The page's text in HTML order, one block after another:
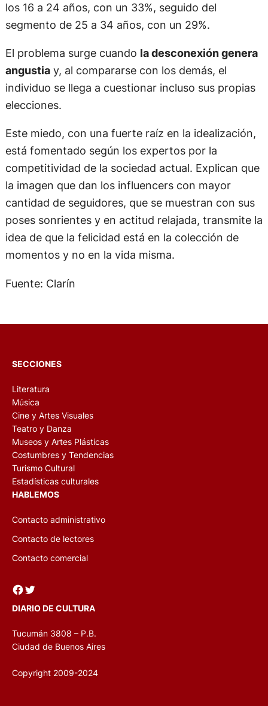
los 16 a 24 años, con un 33%, seguido del
segmento de 25 a 34 años, con un 29%.
El problema surge cuando la desconexión genera
angustiay, al compararse con los demás, el
individuo se llega a cuestionar incluso sus propias
elecciones.
Este miedo, con una fuerte raíz en la idealización,
está fomentado según los expertos por la
competitividad de la sociedad actual. Explican que
la imagen que dan los influencers con mayor
cantidad de seguidores, que se muestran con sus
poses sonrientes y en actitud relajada, transmite la
idea de que la felicidad está en la colección de
momentos y no en la vida misma.
Fuente: Clarín
SECCIONES
Literatura
Música
Cine y Artes Visuales
Teatro y Danza
Museos y Artes Plásticas
Costumbres y Tendencias
Turismo Cultural
Estadísticas culturales
HABLEMOS
Contacto administrativo
Contacto de lectores
Contacto comercial
Facebook Twitter
DIARIO DE CULTURA
Tucumán 3808 – P.B.
Ciudad de Buenos Aires
Copyright 2009-2024